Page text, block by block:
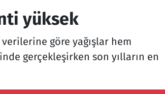
yüksek
göre yağışlar hem
gerçekleşirken son yılların en